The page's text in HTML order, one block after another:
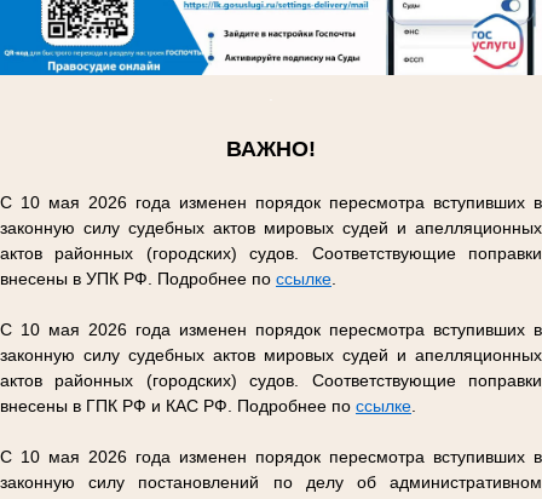
ВАЖНО!
С 10 мая 2026 года изменен порядок пересмотра вступивших в
законную силу судебных актов мировых судей и апелляционных
актов районных (городских) судов. Соответствующие поправки
внесены в УПК РФ. Подробнее по ссылке
С 10 мая 2026 года изменен порядок пересмотра вступивших в
законную силу судебных актов мировых судей и апелляционных
актов районных (городских) судов. Соответствующие поправки
внесены в ГПК РФ и КАС РФ. Подробнее по ссылке
С 10 мая 2026 года изменен порядок пересмотра вступивших в
законную силу постановлений по делу об административном